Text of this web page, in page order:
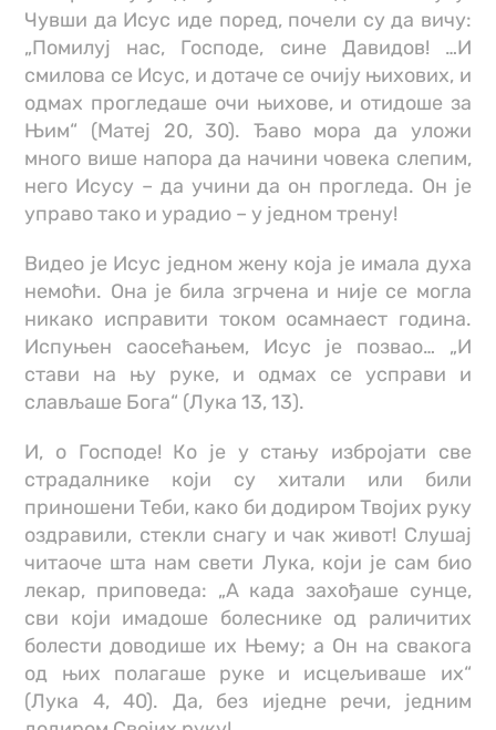
Чувши да Исус иде поред, почели су да вичу:
„Помилуј нас, Господе, сине Давидов! …И
смилова се Исус, и дотаче се очију њихових, и
одмах прогледаше очи њихове, и отидоше за
Њим“ (Матеј 20, 30). Ђаво мора да уложи
много више напора да начини човека слепим,
него Исусу – да учини да он прогледа. Он је
управо тако и урадио – у једном трену!
Видео је Исус једном жену која је имала духа
немоћи. Она је била згрчена и није се могла
никако исправити током осамнаест година.
Испуњен саосећањем, Исус је позвао… „И
стави на њу руке, и одмах се усправи и
слављаше Бога“ (Лука 13, 13).
И, о Господе! Ко је у стању избројати све
страдалнике који су хитали или били
приношени Теби, како би додиром Твојих руку
оздравили, стекли снагу и чак живот! Слушај
читаоче шта нам свети Лука, који је сам био
лекар, приповеда: „А када захођаше сунце,
сви који имадоше болеснике од раличитих
болести доводише их Њему; а Он на свакога
од њих полагаше руке и исцељиваше их“
(Лука 4, 40). Да, без иједне речи, једним